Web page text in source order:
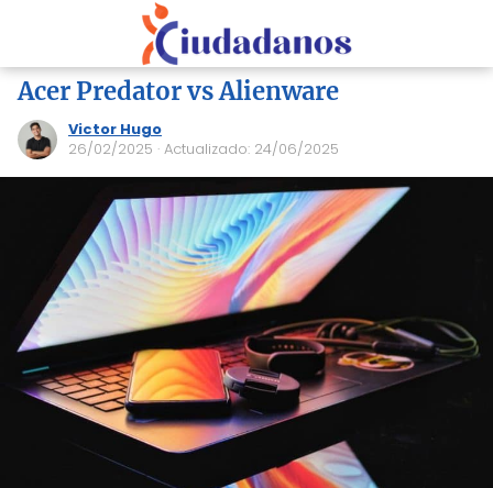
Acer Predator vs Alienware
Victor Hugo
26/02/2025 · Actualizado: 24/06/2025